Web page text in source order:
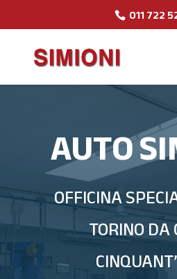
011 722
AUTO
OFFICINA
TORINO DA